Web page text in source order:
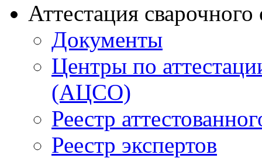
Аттестация
Документы
Центры по
(АЦСО)
Реестр
Реестр экспертов